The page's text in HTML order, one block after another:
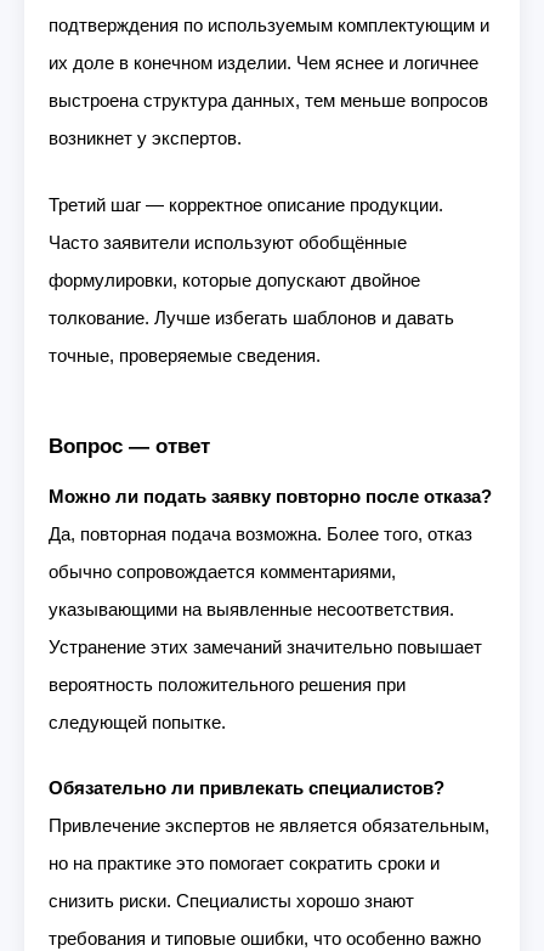
подтверждения по используемым комплектующим и
их доле в конечном изделии. Чем яснее и логичнее
выстроена структура данных, тем меньше вопросов
возникнет у экспертов.
Третий шаг — корректное описание продукции.
Часто заявители используют обобщённые
формулировки, которые допускают двойное
толкование. Лучше избегать шаблонов и давать
точные, проверяемые сведения.
Вопрос — ответ
Можно ли подать заявку повторно после отказа?
Да, повторная подача возможна. Более того, отказ
обычно сопровождается комментариями,
указывающими на выявленные несоответствия.
Устранение этих замечаний значительно повышает
вероятность положительного решения при
следующей попытке.
Обязательно ли привлекать специалистов?
Привлечение экспертов не является обязательным,
но на практике это помогает сократить сроки и
снизить риски. Специалисты хорошо знают
требования и типовые ошибки, что особенно важно